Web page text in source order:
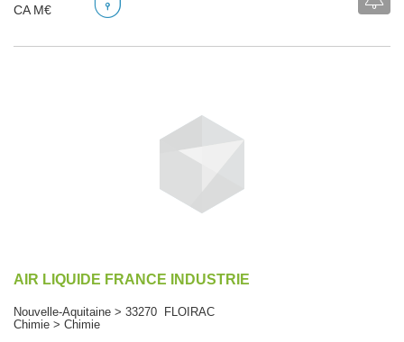
CA M€
AIR LIQUIDE FRANCE INDUSTRIE
Nouvelle-Aquitaine > 33270 FLOIRAC
Chimie > Chimie